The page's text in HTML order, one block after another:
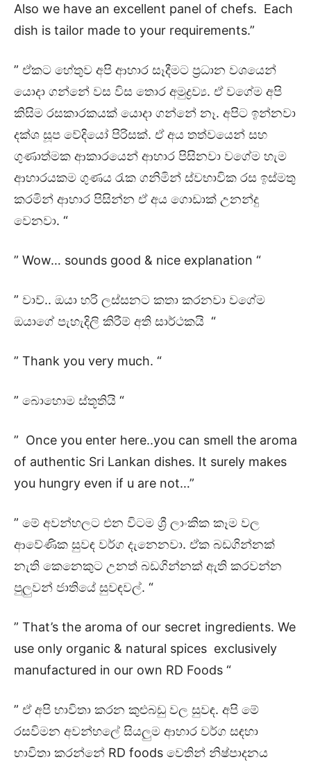
Also we have an excellent panel of chefs. Each
dish is tailor made to your requirements.”
” ඒකට හේතුව අපි ආහාර සෑදීමට ප්‍රධාන වශයෙන්
යොදා ගන්නේ වස විස තොර අමුද්‍රව්‍ය. ඒ වගේම අපි
කිසිම රසකාරකයක් යොදා ගන්නේ නෑ. අපිට ඉන්නවා
දක්ශ සූප වේදියෝ පිරිසක්. ඒ අය තත්වයෙන් සහ
ගුණාත්මක ආකාරයෙන් ආහාර පිසිනවා වගේම හැම
ආහාරයකම ගුණය රැක ගනිමින් ස්වභාවික රස ඉස්මතු
කරමින් ආහාර පිසින්න ඒ අය ගොඩාක් උනන්දු
වෙනවා. “
” Wow… sounds good & nice explanation “
” වාව්.. ඔයා හරි ලස්සනට කතා කරනවා වගේම
ඔයාගේ පැහැදිලි කිරීම් අති සාර්ථකයි “
” Thank you very much. “
” බොහොම ස්තූතියි “
” Once you enter here..you can smell the aroma
of authentic Sri Lankan dishes. It surely makes
you hungry even if u are not…”
” මේ අවන්හලට එන විටම ශ්‍රී ලාංකික කෑම වල
ආවේණික සුවඳ වර්ග දැනෙනවා. ඒක බඩගින්නක්
නැති කෙනෙකුට උනත් බඩගින්නක් ඇති කරවන්න
පුලුවන් ජාතියේ සුවඳවල්. “
” That’s the aroma of our secret ingredients. We
use only organic & natural spices exclusively
manufactured in our own RD Foods “
” ඒ අපි භාවිතා කරන කුළුබඩු වල සුවඳ. අපි මේ
රසවිමන අවන්හලේ සියලුම ආහාර වර්ග සඳහා
භාවිතා කරන්නේ RD foods වෙතින් නිෂ්පාදනය